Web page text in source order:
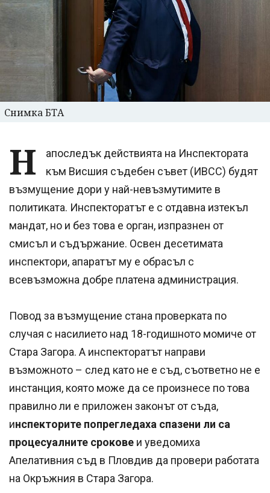
Снимка БТА
Н
апоследък действията на Инспектората
към Висшия съдебен съвет (ИВСС) будят
възмущение дори у най-невъзмутимите в
политиката. Инспекторатът е с отдавна изтекъл
мандат, но и без това е орган, изпразнен от
смисъл и съдържание. Освен десетимата
инспектори, апаратът му е обрасъл с
всевъзможна добре платена администрация.
Повод за възмущение стана проверката по
случая с насилието над 18-годишното момиче от
Стара Загора. А инспекторатът направи
възможното – след като не е съд, съответно не е
инстанция, която може да се произнесе по това
правилно ли е приложен законът от съда,
инспекторите попрегледаха спазени ли са
процесуалните срокове и уведомиха
Апелативния съд в Пловдив да провери работата
на Окръжния в Стара Загора.